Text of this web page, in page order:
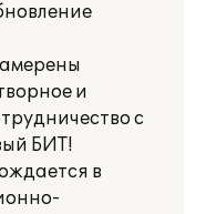
и
с
БИТ!
в